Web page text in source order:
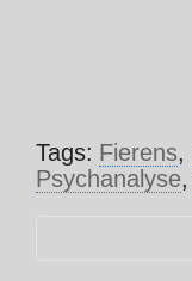
Tags: Fierens,
Psychanalyse,